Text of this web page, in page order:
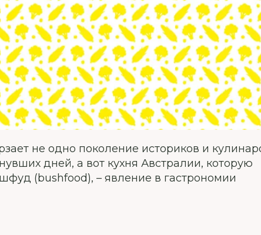
не одно поколение историков и
дней, а вот кухня Австралии, которую
(bushfood), – явление в гастрономии